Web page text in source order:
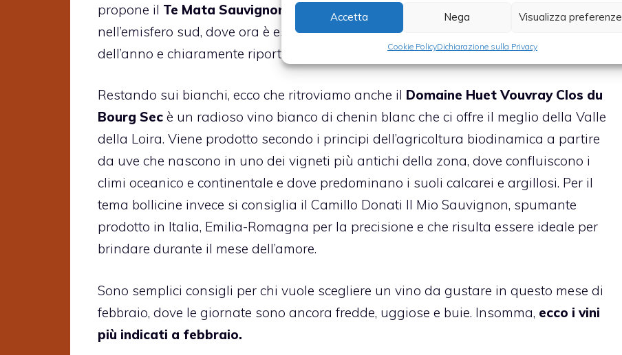
Accetta Nega Visualizza preferenze
Cookie PolicyDichiarazione sulla Privacy
propone il Te Mata Sauvignon Blanc Estate Vineyards
, un vino bianco che nasce
nell’emisfero sud, dove ora è estate, ma può essere gustato in qualsiasi periodo
dell’anno e chiaramente riporta alla mente proprio le belle giornate estive.
Restando sui bianchi, ecco che ritroviamo anche il Domaine Huet Vouvray Clos du
Bourg Sec è un radioso vino bianco di chenin blanc che ci offre il meglio della Valle
della Loira. Viene prodotto secondo i principi dell’agricoltura biodinamica a partire
da uve che nascono in uno dei vigneti più antichi della zona, dove confluiscono i
climi oceanico e continentale e dove predominano i suoli calcarei e argillosi. Per il
tema bollicine invece si consiglia il Camillo Donati Il Mio Sauvignon, spumante
prodotto in Italia, Emilia-Romagna per la precisione e che risulta essere ideale per
brindare durante il mese dell’amore.
Sono semplici consigli per chi vuole scegliere un vino da gustare in questo mese di
febbraio, dove le giornate sono ancora fredde, uggiose e buie. Insomma, ecco i vini
più indicati a febbraio.